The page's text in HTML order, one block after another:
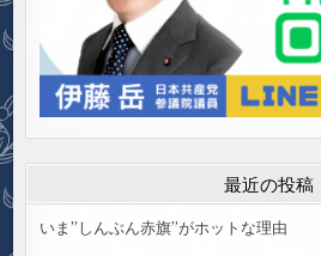
最近の投稿
いま”しんぶん赤旗”がホットな理由